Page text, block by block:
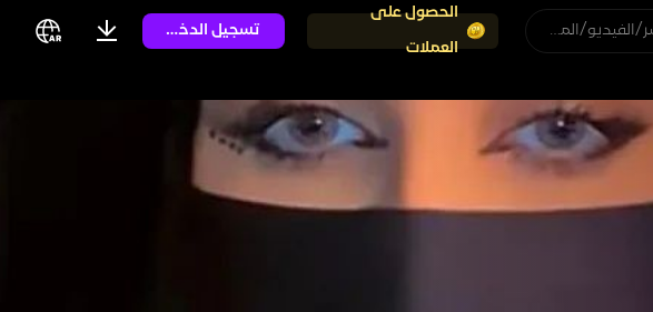
البحث عن البث المباشر/الفيديو/المستخدم
الحصول على
العملات
تسجيل الدخول